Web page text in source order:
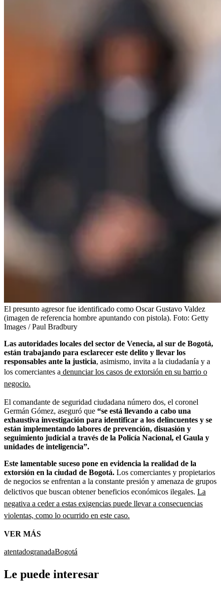
El presunto agresor fue identificado como Oscar Gustavo Valdez
(imagen de referencia hombre apuntando con pistola). Foto: Getty
Images / Paul Bradbury
Las autoridades locales del sector de Venecia, al sur de Bogotá,
están trabajando para esclarecer este delito y llevar los
responsables ante la justicia, asimismo, invita a la ciudadanía y a
los comerciantes a denunciar los casos de extorsión en su barrio o
negocio.
El comandante de seguridad ciudadana número dos, el coronel
Germán Gómez, aseguró que “se está llevando a cabo una
exhaustiva investigación para identificar a los delincuentes y se
están implementando labores de prevención, disuasión y
seguimiento judicial a través de la Policía Nacional, el Gaula y
unidades de inteligencia”.
Este lamentable suceso pone en evidencia la realidad de la
extorsión en la ciudad de Bogotá. Los comerciantes y propietarios
de negocios se enfrentan a la constante presión y amenaza de grupos
delictivos que buscan obtener beneficios económicos ilegales. La
negativa a ceder a estas exigencias puede llevar a consecuencias
violentas, como lo ocurrido en este caso.
VER MÁS
atentadogranadaBogotá
Le puede interesar